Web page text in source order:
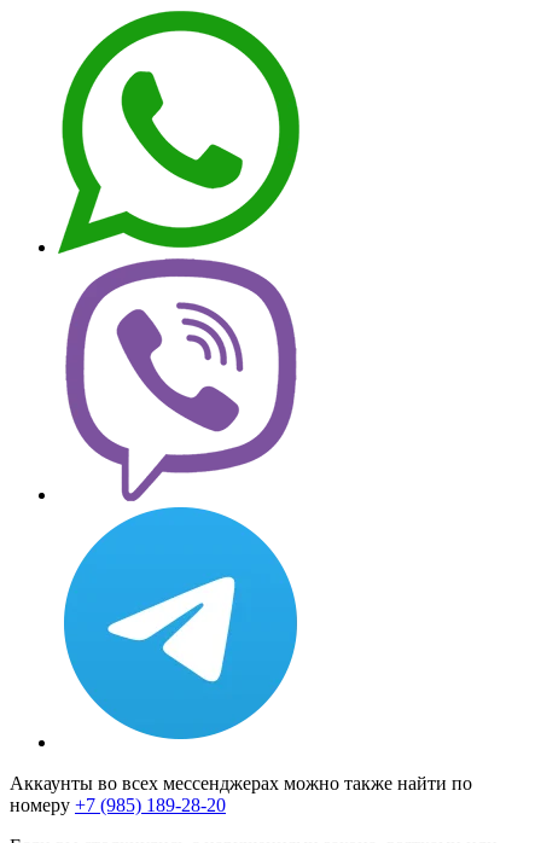
Аккаунты во всех мессенджерах можно также найти по
номеру +7 (985) 189-28-20